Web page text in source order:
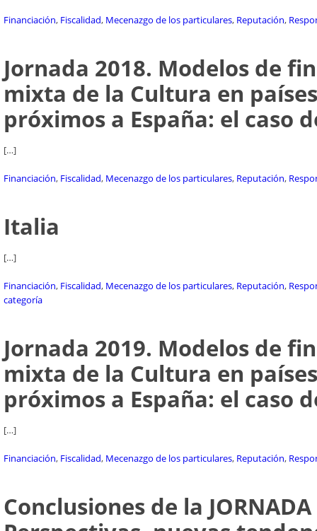
Financiación, Fiscalidad, Mecenazgo de los particulares, Reputación,
Jornada 2018. Modelos de
mixta de la Cultura en
próximos a España: el caso
[…]
Financiación, Fiscalidad, Mecenazgo de los particulares, Reputación,
Italia
[…]
Financiación, Fiscalidad, Mecenazgo de los particulares, Reputación,
categoría
Jornada 2019. Modelos de
mixta de la Cultura en
próximos a España: el caso
[…]
Financiación, Fiscalidad, Mecenazgo de los particulares, Reputación,
Conclusiones de la